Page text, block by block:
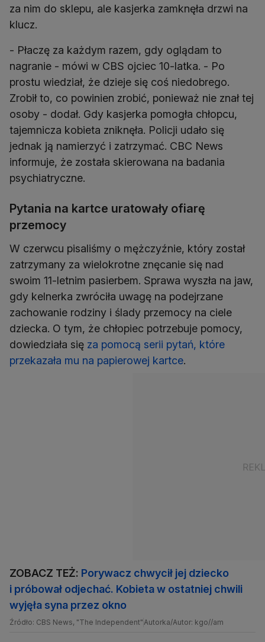
za nim do sklepu, ale kasjerka zamknęła drzwi na
klucz.
- Płaczę za każdym razem, gdy oglądam to
nagranie - mówi w CBS ojciec 10-latka. - Po
prostu wiedział, że dzieje się coś niedobrego.
Zrobił to, co powinien zrobić, ponieważ nie znał tej
osoby - dodał. Gdy kasjerka pomogła chłopcu,
tajemnicza kobieta zniknęła. Policji udało się
jednak ją namierzyć i zatrzymać. CBC News
informuje, że została skierowana na badania
psychiatryczne.
Pytania na kartce uratowały ofiarę
przemocy
W czerwcu pisaliśmy o mężczyźnie, który został
zatrzymany za wielokrotne znęcanie się nad
swoim 11-letnim pasierbem. Sprawa wyszła na jaw,
gdy kelnerka zwróciła uwagę na podejrzane
zachowanie rodziny i ślady przemocy na ciele
dziecka. O tym, że chłopiec potrzebuje pomocy,
dowiedziała się za pomocą serii pytań, które
przekazała mu na papierowej kartce.
ZOBACZ TEŻ: Porywacz chwycił jej dziecko
i próbował odjechać. Kobieta w ostatniej chwili
wyjęła syna przez okno
Źródło: CBS News, "The Independent"Autorka/Autor: kgo//am